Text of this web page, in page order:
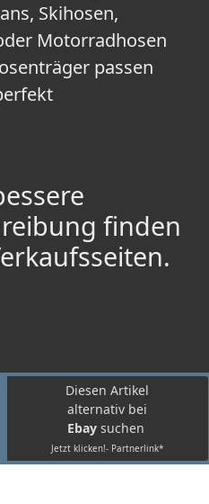
Skihosen,
Motorradhosen
passen
finden
Diesen Artikel
alternativ bei
Ebay suchen
Jetzt klicken!- Partnerlink*